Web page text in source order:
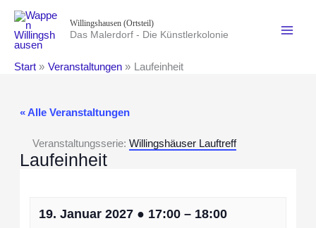
Inhalt
springen
Willingshausen (Ortsteil)
Das Malerdorf - Die Künstlerkolonie
Start Veranstaltungen Laufeinheit
« Alle Veranstaltungen
Veranstaltungsserie: Willingshäuser Lauftreff
Laufeinheit
19. Januar 2027 ● 17:00– 18:00